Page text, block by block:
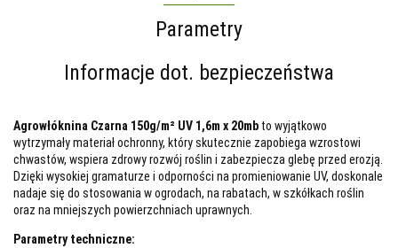
Parametry
Informacje dot. bezpieczeństwa
Agrowłóknina Czarna 150g/m² UV 1,6m x 20mb to wyjątkowo
wytrzymały materiał ochronny, który skutecznie zapobiega wzrostowi
chwastów, wspiera zdrowy rozwój roślin i zabezpiecza glebę przed erozją.
Dzięki wysokiej gramaturze i odporności na promieniowanie UV, doskonale
nadaje się do stosowania w ogrodach, na rabatach, w szkółkach roślin
oraz na mniejszych powierzchniach uprawnych.
Parametry techniczne: